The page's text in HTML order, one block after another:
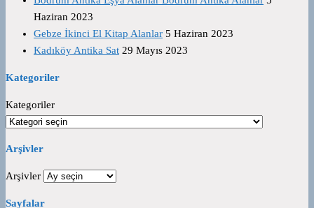
Haziran 2023
Gebze İkinci El Kitap Alanlar 5 Haziran 2023
Kadıköy Antika Sat 29 Mayıs 2023
Kategoriler
Kategoriler
Arşivler
Arşivler
Sayfalar